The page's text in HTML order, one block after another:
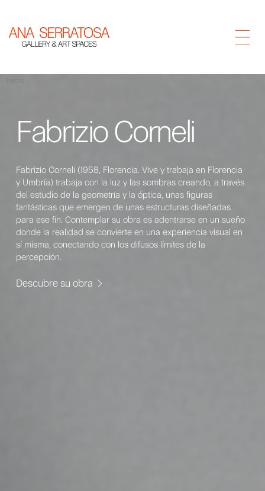
Fabrizio Corneli
Fabrizio Corneli (1958, Florencia. Vive y trabaja en Florencia
y Umbría) trabaja con la luz y las sombras creando, a través
del estudio de la geometría y la óptica, unas figuras
fantásticas que emergen de unas estructuras diseñadas
para ese fin. Contemplar su obra es adentrarse en un sueño
donde la realidad se convierte en una experiencia visual en
sí misma, conectando con los difusos límites de la
percepción.
Descubre su obra